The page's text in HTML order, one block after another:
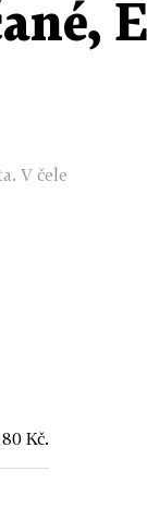
V čele
Kč.